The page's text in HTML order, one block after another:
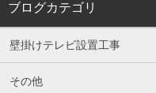
ブログカテゴリ
壁掛けテレビ設置工事
その他